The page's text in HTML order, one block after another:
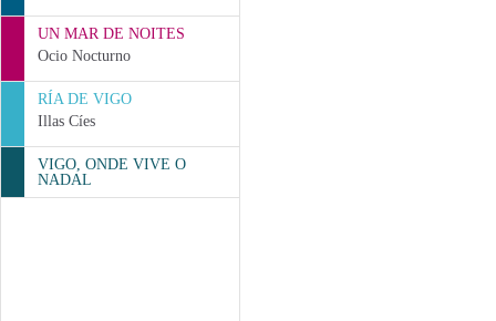
UN MAR DE NOITES
Ocio Nocturno
RÍA DE VIGO
Illas Cíes
VIGO, ONDE VIVE O
NADAL